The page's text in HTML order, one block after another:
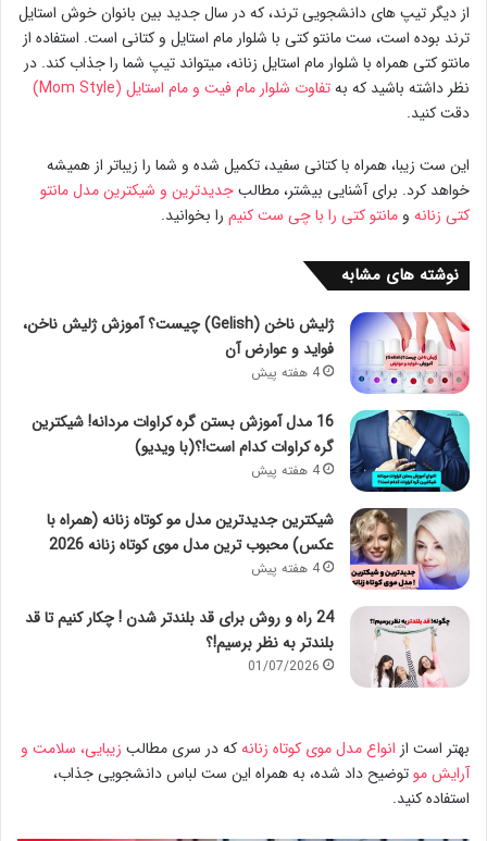
از دیگر تیپ های دانشجویی ترند، که در سال جدید بین بانوان خوش استایل
ترند بوده است، ست مانتو کتی با شلوار مام استایل و کتانی است. استفاده از
مانتو کتی همراه با شلوار مام استایل زنانه، میتواند تیپ شما را جذاب کند. در
نظر داشته باشید که بهتفاوت شلوار مام فیت و مام استایل (Mom Style)
دقت کنید.
این ست زیبا، همراه با کتانی سفید، تکمیل شده و شما را زیباتر از همیشه
خواهد کرد. برای آشنایی بیشتر، مطالبجدیدترین و شیکترین مدل مانتو
کتی زنانه و مانتو کتی را با چی ست کنیم را بخوانید.
نوشته های مشابه
ژلیش ناخن (Gelish) چیست؟ آموزش ژلیش ناخن،
فواید و عوارض آن
4 هفته پیش
16 مدل آموزش بستن گره کراوات مردانه! شیکترین
گره کراوات کدام است!؟(با ویدیو)
4 هفته پیش
شیکترین جدیدترین مدل مو کوتاه زنانه (همراه با
عکس) محبوب ترین مدل موی کوتاه زنانه 2026
4 هفته پیش
24 راه و روش برای قد بلندتر شدن ! چکار کنیم تا قد
بلندتر به نظر برسیم!؟
01/07/2026
بهتر است از انواع مدل موی کوتاه زنانهکه در سری مطالب زیبایی، سلامت و
آرایش موتوضیح داد شده، به همراه این ست لباس دانشجویی جذاب،
استفاده کنید.